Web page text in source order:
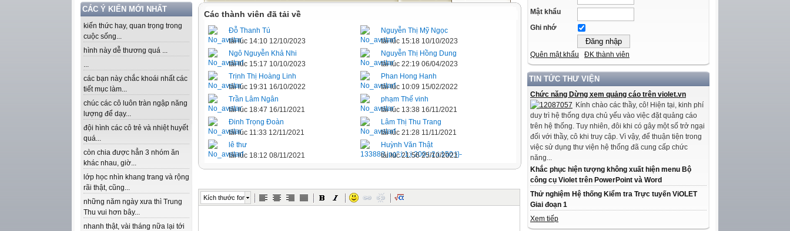
CÁC Ý KIẾN MỚI NHẤT
kiến thức hay, quan trọng trong
cuộc sống...
hình này dễ thương quá ...
...
các bạn này chắc khoái nhất các
tiết mục làm...
chúc các cô luôn tràn ngập năng
lượng để dạy...
đội hình các cô trẻ và nhiệt huyết
quá...
còn chia được hẳn 3 nhóm ăn
khác nhau, giờ...
lớp học nhìn khang trang và rộng
rãi thật, cũng...
những năm ngày xưa thì Trung
Thu vui hơn bây...
nhanh thật, vài tháng nữa lại tới
Mật khẩu
Ghi nhớ
Quên mật khẩu ĐK thành viên
TIN TỨC THƯ VIỆN
Chức năng Dừng xem quảng cáo trên violet.vn
Kính chào các thầy, cô! Hiện tại, kinh phí
duy trì hệ thống dựa chủ yếu vào việc đặt quảng cáo
trên hệ thống. Tuy nhiên, đôi khi có gây một số trở ngại
đối với thầy, cô khi truy cập. Vì vậy, để thuận tiện trong
việc sử dụng thư viện hệ thống đã cung cấp chức
năng...
Khắc phục hiện tượng không xuất hiện menu Bộ
công cụ Violet trên PowerPoint và Word
Thử nghiệm Hệ thống Kiểm tra Trực tuyến ViOLET
Giai đoạn 1
Xem tiếp
Các thành viên đã tải về
Đỗ Thanh Tú
tải lúc 14:10 12/10/2023
Nguyễn Thị Mỹ Ngọc
tải lúc 15:18 10/10/2023
Ngô Nguyễn Khả Nhi
tải lúc 15:17 10/10/2023
Nguyễn Thị Hồng Dung
tải lúc 22:19 06/04/2023
Trịnh Thị Hoàng Linh
tải lúc 19:31 16/10/2022
Phan Hong Hanh
tải lúc 10:09 15/02/2022
Trần Lâm Ngân
tải lúc 18:47 16/11/2021
phạm Thế vinh
tải lúc 13:38 16/11/2021
Đinh Trọng Đoàn
tải lúc 11:33 12/11/2021
Lâm Thị Thu Trang
tải lúc 21:28 11/11/2021
lê thư
tải lúc 18:12 08/11/2021
Huỳnh Văn Thật
tải lúc 21:56 25/10/2021
Kích thước font